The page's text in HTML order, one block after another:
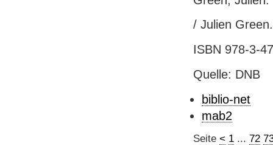
/ Julien
ISBN 978-3-
Quelle: DNB
biblio-net
mab2
Seite < 1... 72